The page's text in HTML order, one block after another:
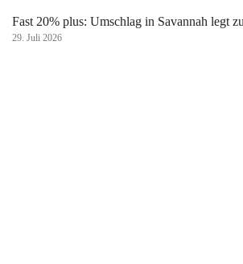
Fast 20% plus: Umschlag in Savannah legt zu
29. Juli 2026